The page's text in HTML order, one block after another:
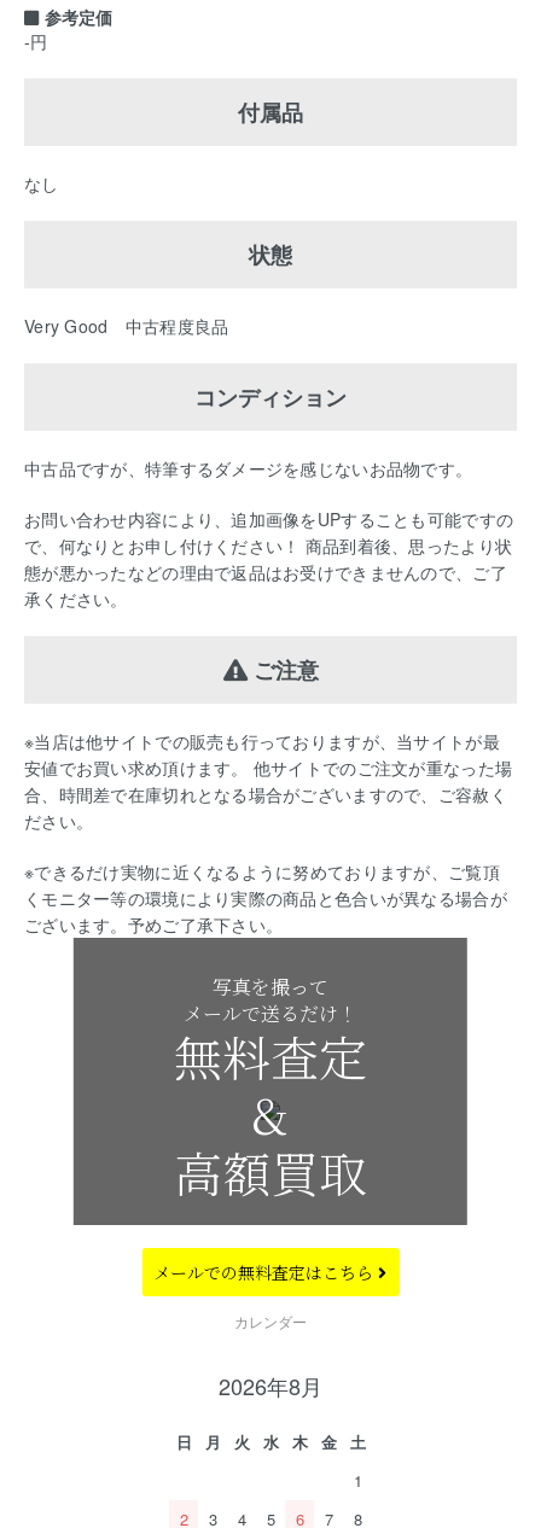
参考定価
-円
付属品
なし
状態
Very Good 中古程度良品
コンディション
中古品ですが、特筆するダメージを感じないお品物です。
お問い合わせ内容により、追加画像をUPすることも可能ですの
で、何なりとお申し付けください！ 商品到着後、思ったより状
態が悪かったなどの理由で返品はお受けできませんので、ご了
承ください。
ご注意
※当店は他サイトでの販売も行っておりますが、当サイトが最
安値でお買い求め頂けます。 他サイトでのご注文が重なった場
合、時間差で在庫切れとなる場合がございますので、ご容赦く
ださい。
※できるだけ実物に近くなるように努めておりますが、ご覧頂
くモニター等の環境により実際の商品と色合いが異なる場合が
ございます。予めご了承下さい。
写真を撮って
メールで送るだけ！
無料査定
&
高額買取
メールでの無料査定はこちら
CALENDAR
カレンダー
2026年8月
日 月 火 水 木 金
土
1
2
3 4 5 6 7
8